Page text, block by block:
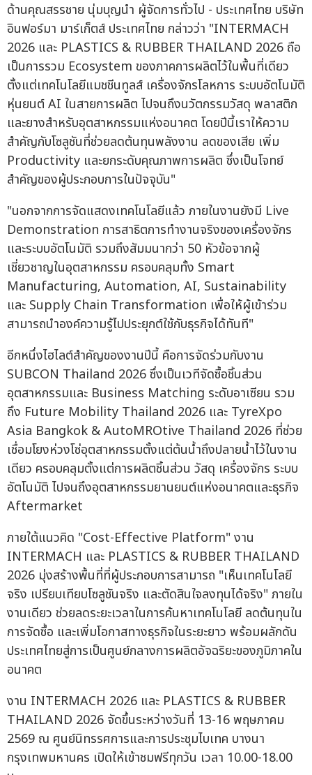
ด้านคุณสรรชาย นุ่มบุญนำ ผู้จัดการทั่วไป - ประเทศไทย บริษัท
อินฟอร์มา มาร์เก็ตส์ ประเทศไทย กล่าวว่า "INTERMACH
2026 และ PLASTICS & RUBBER THAILAND 2026 ถือ
เป็นการรวม Ecosystem ของภาคการผลิตไว้ในพื้นที่เดียว
ตั้งแต่เทคโนโลยีแมชชีนทูลส์ เครื่องจักรโลหการ ระบบอัตโนมัติ
หุ่นยนต์ AI ในสายการผลิต ไปจนถึงนวัตกรรมวัสดุ พลาสติก
และยางสำหรับอุตสาหกรรมแห่งอนาคต โดยปีนี้เราให้ความ
สำคัญกับโซลูชันที่ช่วยลดต้นทุนพลังงาน ลดของเสีย เพิ่ม
Productivity และยกระดับคุณภาพการผลิต ซึ่งเป็นโจทย์
สำคัญของผู้ประกอบการในปัจจุบัน"
"นอกจากการจัดแสดงเทคโนโลยีแล้ว ภายในงานยังมี Live
Demonstration การสาธิตการทำงานจริงของเครื่องจักร
และระบบอัตโนมัติ รวมถึงสัมมนากว่า 50 หัวข้อจากผู้
เชี่ยวชาญในอุตสาหกรรม ครอบคลุมทั้ง Smart
Manufacturing, Automation, AI, Sustainability
และ Supply Chain Transformation เพื่อให้ผู้เข้าร่วม
สามารถนำองค์ความรู้ไปประยุกต์ใช้กับธุรกิจได้ทันที"
อีกหนึ่งไฮไลต์สำคัญของงานปีนี้ คือการจัดร่วมกับงาน
SUBCON Thailand 2026 ซึ่งเป็นเวทีจัดซื้อชิ้นส่วน
อุตสาหกรรมและ Business Matching ระดับอาเซียน รวม
ถึง Future Mobility Thailand 2026 และ TyreXpo
Asia Bangkok & AutoMROtive Thailand 2026 ที่ช่วย
เชื่อมโยงห่วงโซ่อุตสาหกรรมตั้งแต่ต้นน้ำถึงปลายน้ำไว้ในงาน
เดียว ครอบคลุมตั้งแต่การผลิตชิ้นส่วน วัสดุ เครื่องจักร ระบบ
อัตโนมัติ ไปจนถึงอุตสาหกรรมยานยนต์แห่งอนาคตและธุรกิจ
Aftermarket
ภายใต้แนวคิด "Cost-Effective Platform" งาน
INTERMACH และ PLASTICS & RUBBER THAILAND
2026 มุ่งสร้างพื้นที่ที่ผู้ประกอบการสามารถ "เห็นเทคโนโลยี
จริง เปรียบเทียบโซลูชันจริง และตัดสินใจลงทุนได้จริง" ภายใน
งานเดียว ช่วยลดระยะเวลาในการค้นหาเทคโนโลยี ลดต้นทุนใน
การจัดซื้อ และเพิ่มโอกาสทางธุรกิจในระยะยาว พร้อมผลักดัน
ประเทศไทยสู่การเป็นศูนย์กลางการผลิตอัจฉริยะของภูมิภาคใน
อนาคต
งาน INTERMACH 2026 และ PLASTICS & RUBBER
THAILAND 2026 จัดขึ้นระหว่างวันที่ 13-16 พฤษภาคม
2569 ณ ศูนย์นิทรรศการและการประชุมไบเทค บางนา
กรุงเทพมหานคร เปิดให้เข้าชมฟรีทุกวัน เวลา 10.00-18.00